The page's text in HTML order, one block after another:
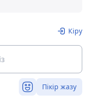
Кіру
Пікір жазу